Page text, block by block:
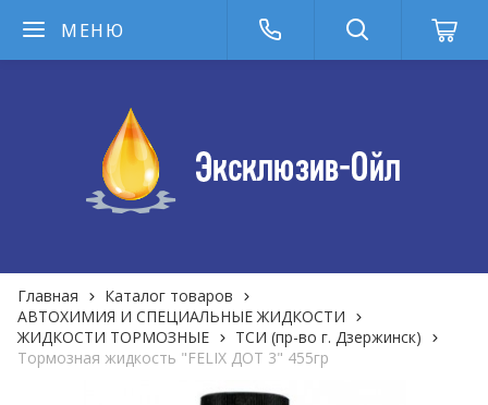
МЕНЮ
Главная
Каталог товаров
АВТОХИМИЯ И СПЕЦИАЛЬНЫЕ ЖИДКОСТИ
ЖИДКОСТИ ТОРМОЗНЫЕ
ТСИ (пр-во г. Дзержинск)
Тормозная жидкость "FELIX ДОТ 3" 455гр